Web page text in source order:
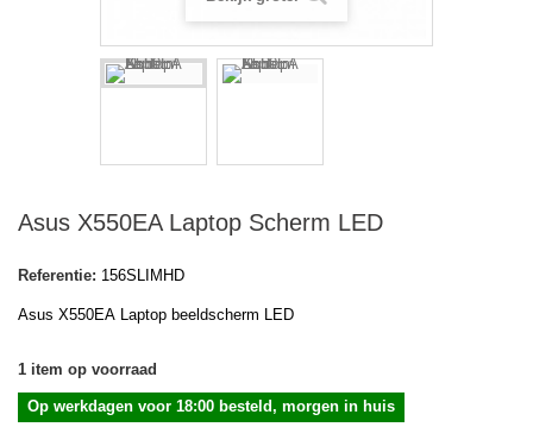
Asus X550EA Laptop Scherm LED
Referentie: 156SLIMHD
Asus X550EA Laptop beeldscherm LED
1 item op voorraad
Op werkdagen voor 18:00 besteld, morgen in huis